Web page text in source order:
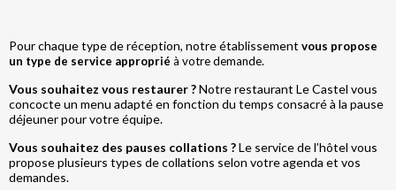
Pour chaque type de réception, notre établissement vous propose
un type de service approprié à votre demande.
Vous souhaitez vous restaurer ?Notre restaurant Le Castel vous
concocte un menu adapté en fonction du temps consacré à la pause
déjeuner pour votre équipe.
Vous souhaitez des pauses collations ?Le service de l’hôtel vous
propose plusieurs types de collations selon votre agenda et vos
demandes.